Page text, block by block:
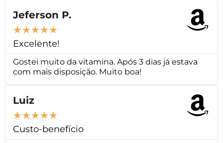
Jeferson P.
★★★★★
Excelente!
Gostei muito da vitamina. Após 3 dias já estava
com mais disposição. Muito boa!
Luiz
★★★★★
Custo-benefício